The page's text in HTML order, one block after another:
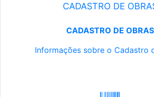
CADASTRO DE
CADASTRO DE OBRAS
Informações sobre o Cadastro